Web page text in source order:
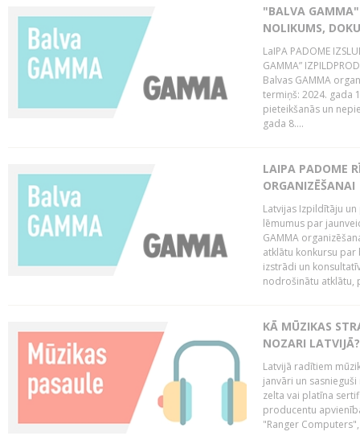
"BALVA GAMMA"
NOLIKUMS,
LaIPA PADOME
GAMMA”
Balvas GAMMA
termiņš: 2024. gada
pieteikšanās un
gada 8....
LAIPA PADOME
ORGANIZĒŠANAI
Latvijas Izpildītāju
lēmumus par
GAMMA
atklātu konkursu par
izstrādi un
nodrošinātu atklātu,
KĀ MŪZIKAS
NOZARI LATVIJĀ?
Latvijā radītiem
janvāri un
zelta vai platīna
producentu
"Ranger